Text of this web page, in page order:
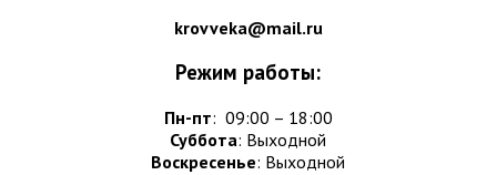
krovveka@mail.ru
Режим работы:
Пн-пт: 09:00 – 18:00
Суббота: Выходной
Воскресенье: Выходной